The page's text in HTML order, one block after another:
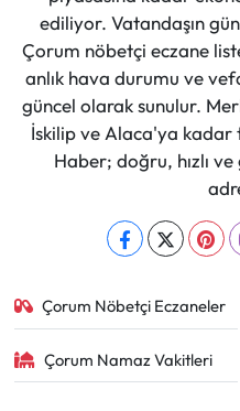
ediliyor. Vatandaşın
Çorum nöbetçi eczane
anlık hava durumu ve
güncel olarak sunulur.
İskilip ve Alaca'ya kadar
Haber; doğru, hızlı
Çorum Nöbetçi Eczaneler
Çorum Namaz Vakitleri